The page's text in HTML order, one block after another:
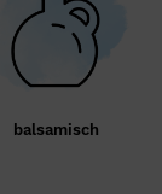
balsamisch